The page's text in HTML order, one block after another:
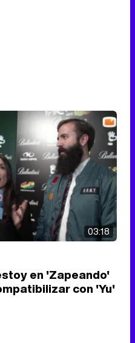
03:18
en 'Zapeando'
con 'Yu'